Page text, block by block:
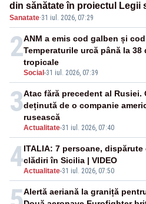
din sănătate în proiectul Legii
Sanatate·31 iul. 2026, 07:29
2
Social -31 iul. 2026, 07:39
ANM a emis cod galben și
Temperaturile urcă până la
tropicale
3
Actualitate-31 iul. 2026, 07:40
Atac fără precedent al
deținută de o companie
rusească
4Actualitate-31 iul. 2026, 07:50
ITALIA: 7 persoane,
clădiri în Sicilia | VIDEO
Alertă aeriană la graniță